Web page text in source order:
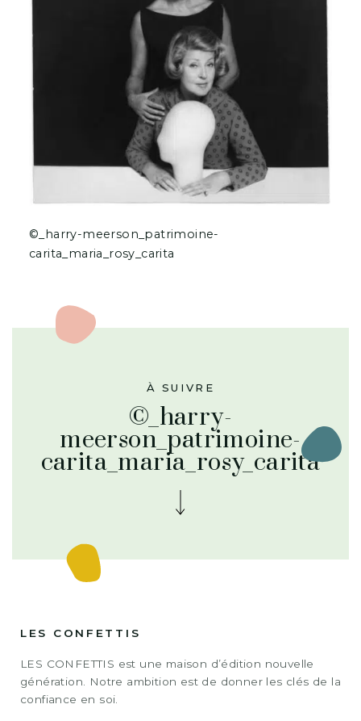
©_harry-meerson_patrimoine-
carita_maria_rosy_carita
À SUIVRE
©_harry-
meerson_patrimoine-
carita_maria_rosy_carita
LES CONFETTIS
LES CONFETTIS est une maison d’édition nouvelle
génération. Notre ambition est de donner les clés de la
confiance en soi.